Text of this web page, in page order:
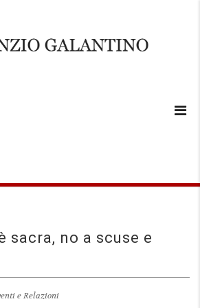
sacra, no a scuse e
e Relazioni